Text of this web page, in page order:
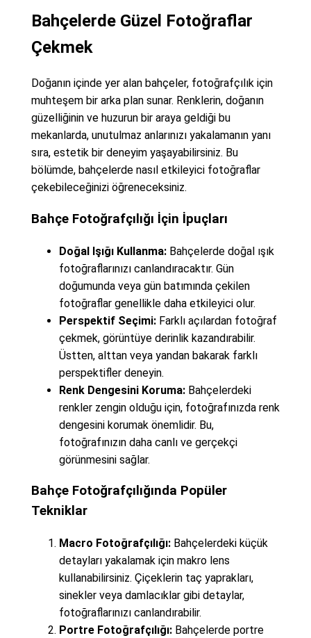
Bahçelerde Güzel Fotoğraflar
Çekmek
Doğanın içinde yer alan bahçeler, fotoğrafçılık için
muhteşem bir arka plan sunar. Renklerin, doğanın
güzelliğinin ve huzurun bir araya geldiği bu
mekanlarda, unutulmaz anlarınızı yakalamanın yanı
sıra, estetik bir deneyim yaşayabilirsiniz. Bu
bölümde, bahçelerde nasıl etkileyici fotoğraflar
çekebileceğinizi öğreneceksiniz.
Bahçe Fotoğrafçılığı İçin İpuçları
Doğal Işığı Kullanma:Bahçelerde doğal ışık
fotoğraflarınızı canlandıracaktır. Gün
doğumunda veya gün batımında çekilen
fotoğraflar genellikle daha etkileyici olur.
Perspektif Seçimi:Farklı açılardan fotoğraf
çekmek, görüntüye derinlik kazandırabilir.
Üstten, alttan veya yandan bakarak farklı
perspektifler deneyin.
Renk Dengesini Koruma:Bahçelerdeki
renkler zengin olduğu için, fotoğrafınızda renk
dengesini korumak önemlidir. Bu,
fotoğrafınızın daha canlı ve gerçekçi
görünmesini sağlar.
Bahçe Fotoğrafçılığında Popüler
Tekniklar
Macro Fotoğrafçılığı:Bahçelerdeki küçük
detayları yakalamak için makro lens
kullanabilirsiniz. Çiçeklerin taç yaprakları,
sinekler veya damlacıklar gibi detaylar,
fotoğraflarınızı canlandırabilir.
Portre Fotoğrafçılığı:Bahçelerde portre